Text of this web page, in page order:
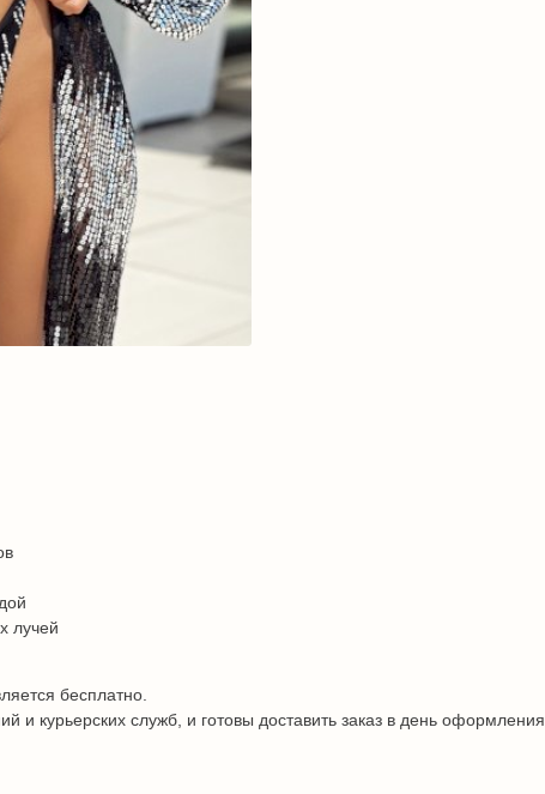
лучей
бесплатно.
курьерских служб, и готовы доставить заказ в день оформления.